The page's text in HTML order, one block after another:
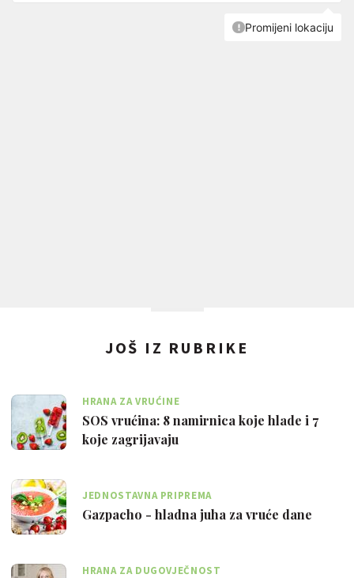
JOŠ IZ RUBRIKE
HRANA ZA VRUĆINE
SOS vrućina: 8 namirnica koje hlade i 7
koje zagrijavaju
JEDNOSTAVNA PRIPREMA
Gazpacho - hladna juha za vruće dane
HRANA ZA DUGOVJEČNOST